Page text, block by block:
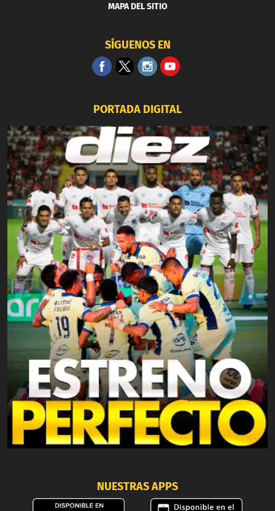
MAPA DEL SITIO
SÍGUENOS EN
PORTADA DIGITAL
NUESTRAS APPS